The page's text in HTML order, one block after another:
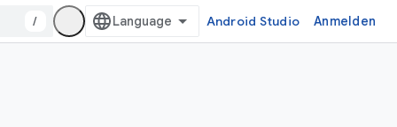
/ Android Studio Anmelden